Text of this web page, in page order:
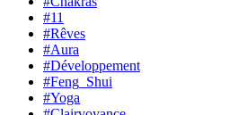
#11
#Rêves
#Aura
#Développement
#Feng_Shui
#Yoga